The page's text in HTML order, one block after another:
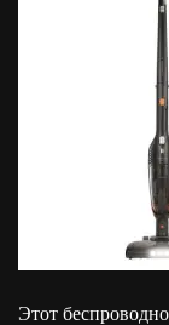
Этот